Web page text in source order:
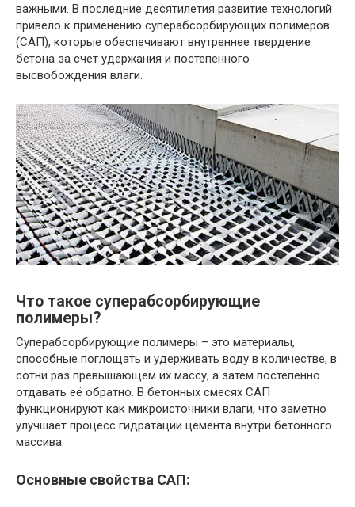
важными. В последние десятилетия развитие технологий
привело к применению суперабсорбирующих полимеров
(САП), которые обеспечивают внутреннее твердение
бетона за счет удержания и постепенного
высвобождения влаги.
Что такое суперабсорбирующие
полимеры?
Суперабсорбирующие полимеры – это материалы,
способные поглощать и удерживать воду в количестве, в
сотни раз превышающем их массу, а затем постепенно
отдавать её обратно. В бетонных смесях САП
функционируют как микроисточники влаги, что заметно
улучшает процесс гидратации цемента внутри бетонного
массива.
Основные свойства САП: